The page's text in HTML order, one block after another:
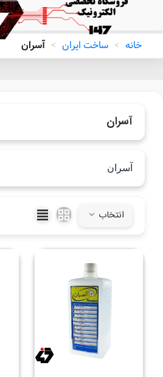
خانه > ساخت ایران > آسران
آسران
آسران
انتخاب